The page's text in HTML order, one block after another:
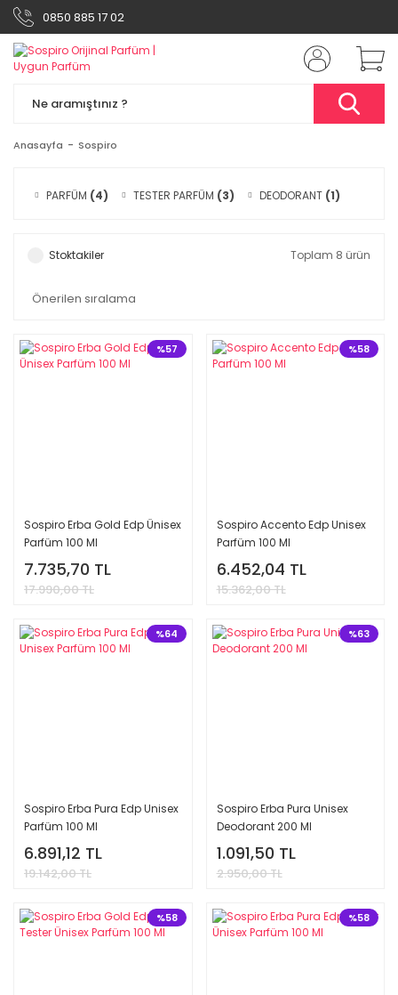
0850 885 17 02
Anasayfa Sospiro
PARFÜM (4) TESTER PARFÜM (3) DEODORANT (1)
Stoktakiler Toplam 8 ürün
%57
Sospiro Erba Gold Edp Ünisex
Parfüm 100 Ml
7.735,70 TL
17.990,00 TL
%58
Sospiro Accento Edp Unisex
Parfüm 100 Ml
6.452,04 TL
15.362,00 TL
%64
Sospiro Erba Pura Edp Unisex
Parfüm 100 Ml
6.891,12 TL
19.142,00 TL
%63
Sospiro Erba Pura Unisex
Deodorant 200 Ml
1.091,50 TL
2.950,00 TL
%58 %58